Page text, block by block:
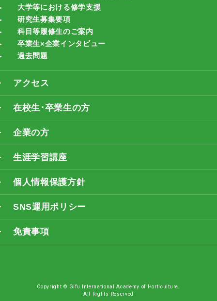
大学等における修学支援
研究生募集要項
科目等履修生のご案内
卒業生×企業インタビュー
過去問題
アクセス
在校生･卒業生の方
企業の方
生涯学習講座
個人情報保護方針
SNS運用ポリシー
免責事項
Copyright © Gifu International Academy of Horticulture.
All Rights Reserved